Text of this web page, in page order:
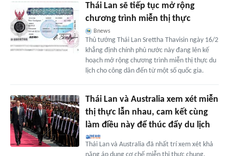
Thái Lan sẽ tiếp tục mở rộng
chương trình miễn thị thực
Bnews
Thủ tướng Thái Lan Srettha Thavisin ngày 16/2
khẳng định chính phủ nước này đang lên kế
hoạch mở rộng chương trình miễn thị thực du
lịch cho công dân đến từ một số quốc gia.
Thái Lan và Australia xem xét miễn
thị thực lẫn nhau, cam kết cùng
làm điều này để thúc đẩy du lịch
Thái Lan và Australia đã nhất trí xem xét khả